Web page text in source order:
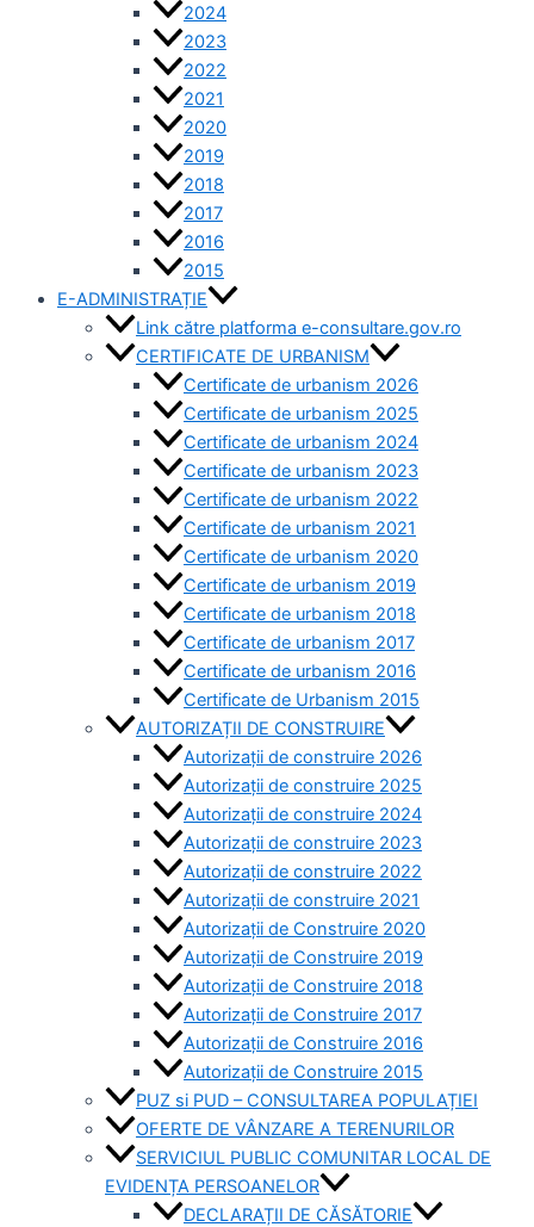
2024
2023
2022
2021
2020
2019
2018
2017
2016
2015
E-ADMINISTRAȚIE
Link către platforma e-consultare.gov.ro
CERTIFICATE DE URBANISM
Certificate de urbanism 2026
Certificate de urbanism 2025
Certificate de urbanism 2024
Certificate de urbanism 2023
Certificate de urbanism 2022
Certificate de urbanism 2021
Certificate de urbanism 2020
Certificate de urbanism 2019
Certificate de urbanism 2018
Certificate de urbanism 2017
Certificate de urbanism 2016
Certificate de Urbanism 2015
AUTORIZAȚII DE CONSTRUIRE
Autorizații de construire 2026
Autorizații de construire 2025
Autorizații de construire 2024
Autorizații de construire 2023
Autorizații de construire 2022
Autorizații de construire 2021
Autorizații de Construire 2020
Autorizații de Construire 2019
Autorizaţii de Construire 2018
Autorizaţii de Construire 2017
Autorizaţii de Construire 2016
Autorizaţii de Construire 2015
PUZ si PUD – CONSULTAREA POPULAȚIEI
OFERTE DE VÂNZARE A TERENURILOR
SERVICIUL PUBLIC COMUNITAR LOCAL DE
EVIDENȚA PERSOANELOR
DECLARAȚII DE CĂSĂTORIE